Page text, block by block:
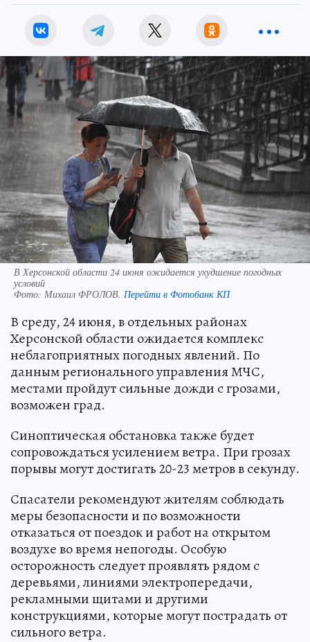
В Херсонской области 24 июня ожидается ухудшение погодных
условий
Фото: Михаил ФРОЛОВ. Перейти в Фотобанк КП
В среду, 24 июня, в отдельных районах
Херсонской области ожидается комплекс
неблагоприятных погодных явлений. По
данным регионального управления МЧС,
местами пройдут сильные дожди с грозами,
возможен град.
Синоптическая обстановка также будет
сопровождаться усилением ветра. При грозах
порывы могут достигать 20-23 метров в секунду.
Спасатели рекомендуют жителям соблюдать
меры безопасности и по возможности
отказаться от поездок и работ на открытом
воздухе во время непогоды. Особую
осторожность следует проявлять рядом с
деревьями, линиями электропередачи,
рекламными щитами и другими
конструкциями, которые могут пострадать от
сильного ветра.